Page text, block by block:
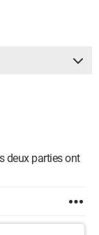
deux parties ont